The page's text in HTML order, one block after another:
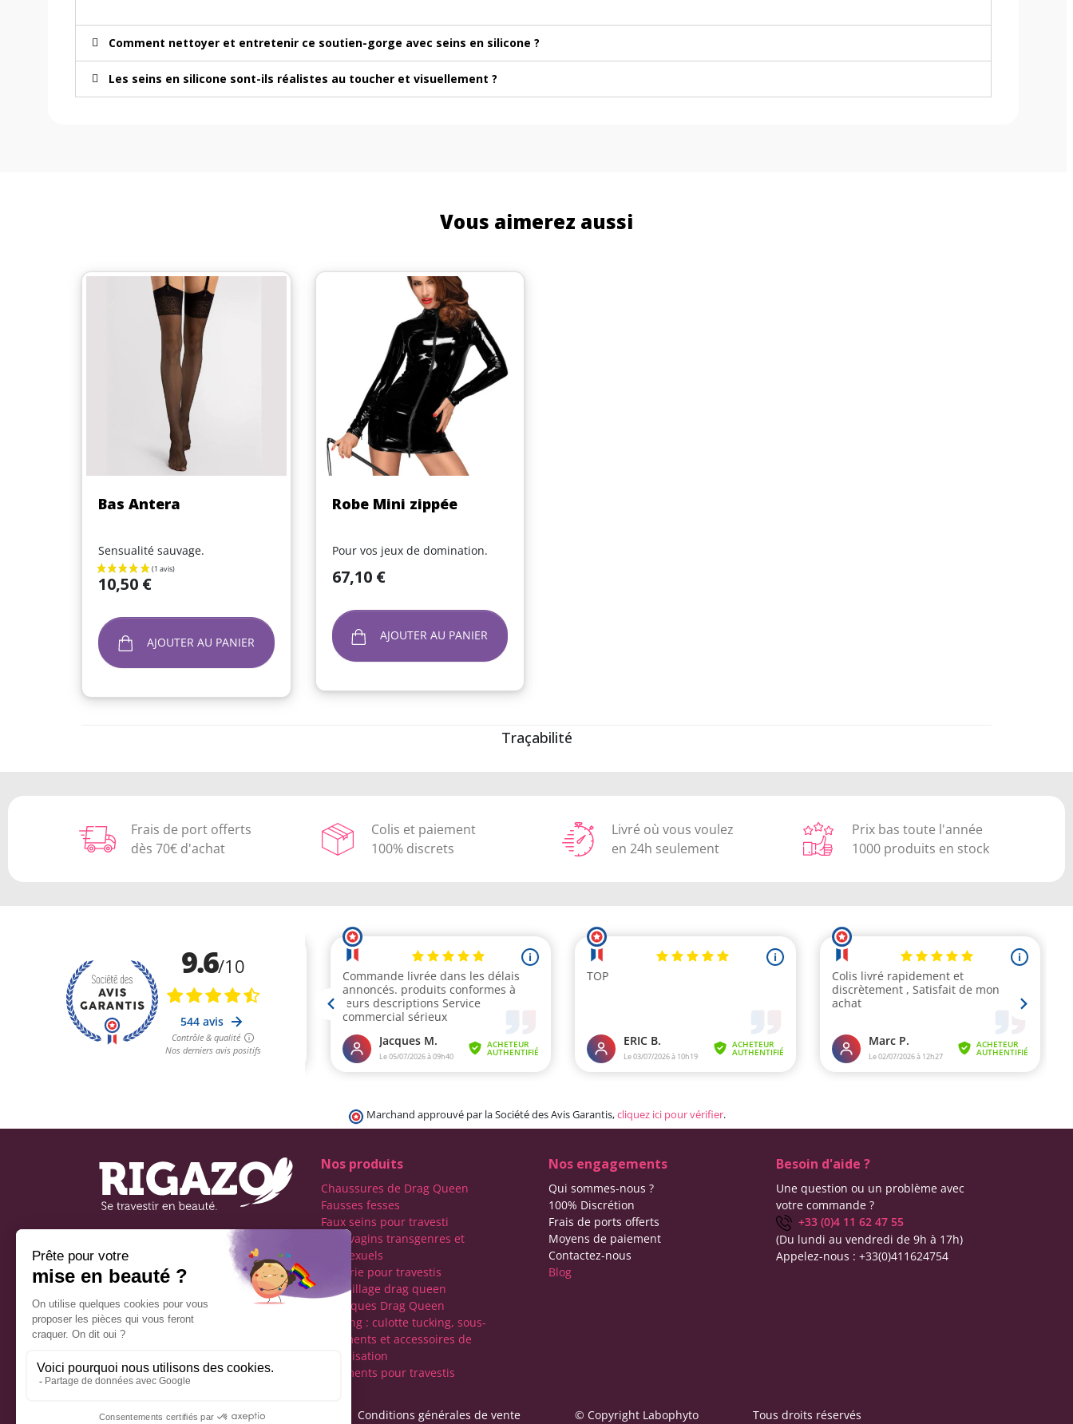
Comment nettoyer et entretenir ce soutien-gorge avec seins en silicone ?
Les seins en silicone sont-ils réalistes au toucher et visuellement ?
Vous aimerez aussi
Bas Antera
Sensualité sauvage.
Prix
10,50 €
AJOUTER AU PANIER
Aperçu rapide
Robe Mini zippée
Pour vos jeux de domination.
Prix
67,10 €
AJOUTER AU PANIER
Traçabilité
Frais de port offerts
dès 70€ d'achat
Colis et paiement
100% discrets
Livré où vous voulez
en 24h seulement
Prix bas toute l'année
1000 produits en stock
Marchand approuvé par la Société des Avis Garantis,cliquez ici pour vérifier.
française spécialisée dans
le travestissement de
Réseaux sociaux
Nos produits
Chaussures de Drag Queen
Fausses fesses
Faux seins pour travesti
Faux vagins transgenres et
transexuels
Lingerie pour travestis
Maquillage drag queen
Perruques Drag Queen
Tucking : culotte tucking, sous-
vêtements et accessoires de
féminisation
Vêtements pour travestis
Nos engagements
Qui sommes-nous ?
100% Discrétion
Frais de ports offerts
Moyens de paiement
Contactez-nous
Blog
Besoin d'aide ?
Une question ou un problème avec
votre commande ?
+33 (0)4 11 62 47 55
(Du lundi au vendredi de 9h à 17h)
Appelez-nous : +33(0)411624754
Mentions légales Conditions générales de vente © Copyright Labophyto Tous droits réservés